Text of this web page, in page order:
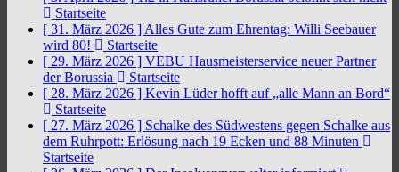
Startseite
[ 31. März 2026 ] Alles Gute zum Ehrentag: Willi Seebauer
wird 80!
Startseite
[ 29. März 2026 ] VEBU Hausmeisterservice neuer Partner
der Borussia
Startseite
[ 28. März 2026 ] Kevin Lüder hofft auf „alle Mann an Bord“
Startseite
[ 27. März 2026 ] Schalke des Südwestens gegen Schalke aus
dem Ruhrpott: Erlösung nach 19 Ecken und 88 Minuten
Startseite